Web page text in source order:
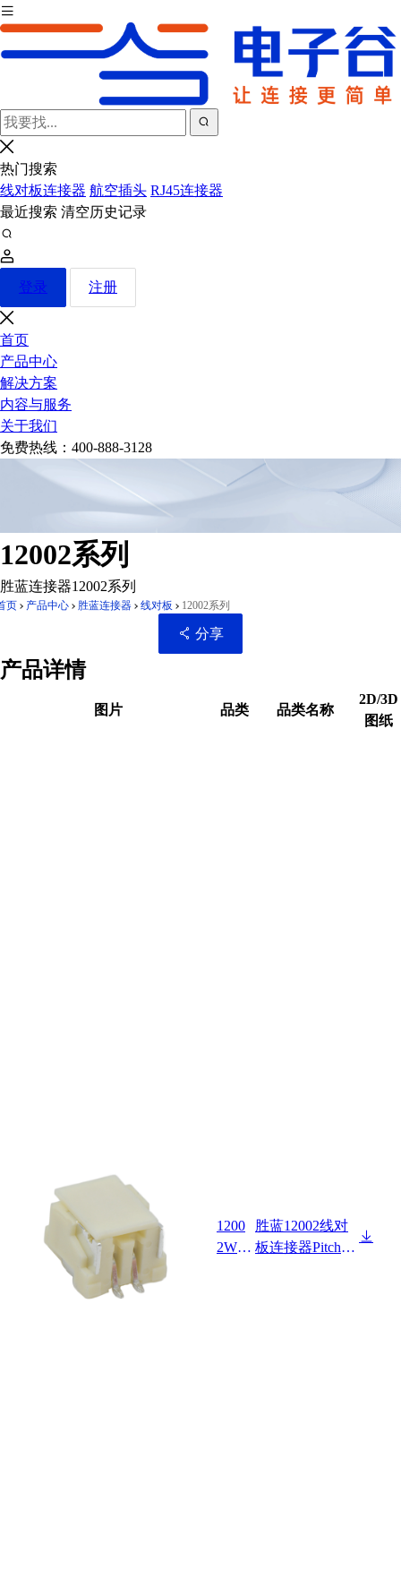
热门搜索
线对板连接器 航空插头 RJ45连接器
最近搜索 清空历史记录
登录 注册
首页
产品中心
解决方案
内容与服务
关于我们
免费热线： 400-888-3128
12002系列
胜蓝连接器12002系列
页 产品中心 胜蓝连接器 线对板 12002系列
分享
产品详情
图片 品类 品类名称
2D/3D
图纸
1200
2W90
胜蓝12002线对
板连接器Pitch 2.